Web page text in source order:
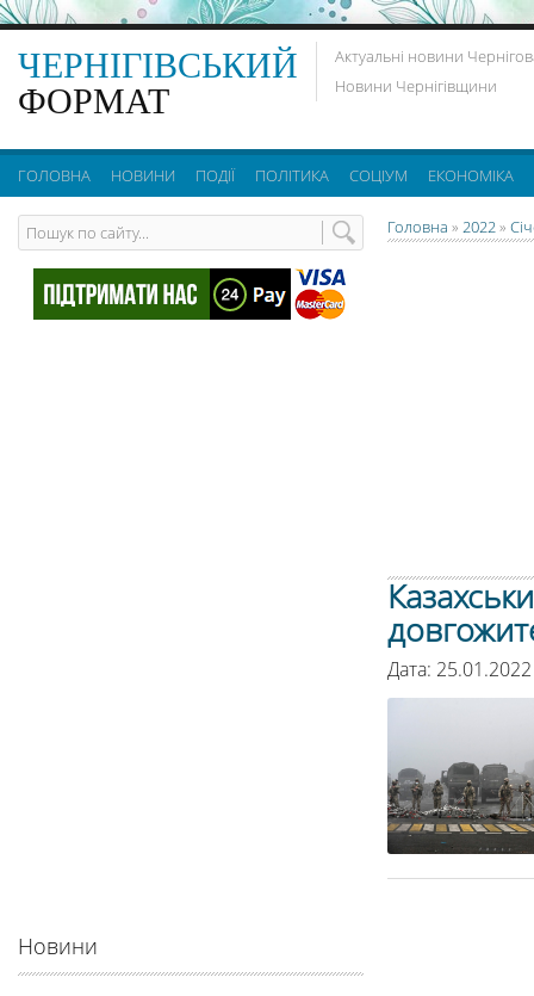
ЧЕРНІГІВСЬКИЙ
ФОРМАТ
Актуальні новини
Новини Чернігівщини
ГОЛОВНА НОВИНИ ПОДІЇ ПОЛІТИКА СОЦІУМ ЕКОНОМІКА
Головна » 2022»
Дата:
Новини